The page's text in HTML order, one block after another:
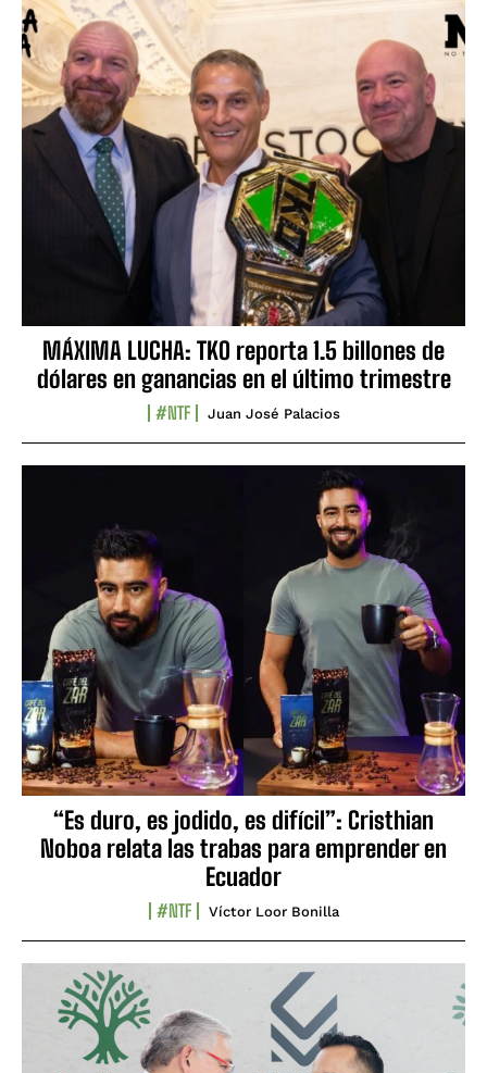
MÁXIMA LUCHA: TKO reporta 1.5 billones de
dólares en ganancias en el último trimestre
#NTF Juan José Palacios
“Es duro, es jodido, es difícil”: Cristhian
Noboa relata las trabas para emprender en
Ecuador
#NTF Víctor Loor Bonilla